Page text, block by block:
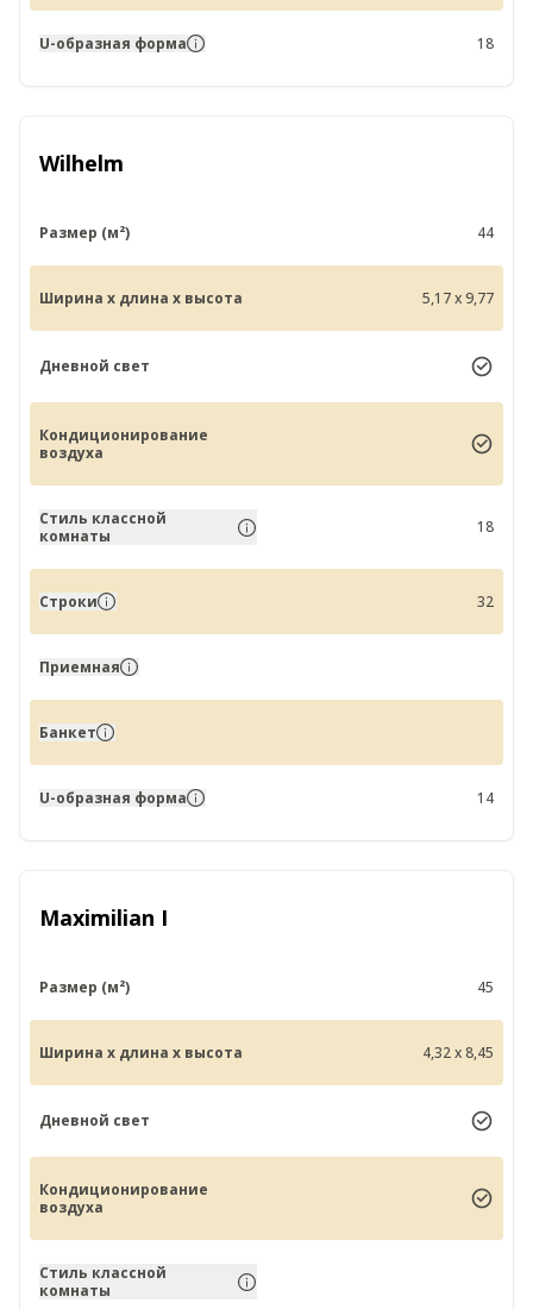
U-образная форма 18
Wilhelm
Размер (м²) 44
Ширина x длина x высота 5,17 x 9,77
Дневной свет
Кондиционирование
воздуха
Стиль классной
комнаты
18
Строки 32
Приемная
Банкет
U-образная форма 14
Maximilian I
Размер (м²) 45
Ширина x длина x высота 4,32 x 8,45
Дневной свет
Кондиционирование
воздуха
Стиль классной
комнаты